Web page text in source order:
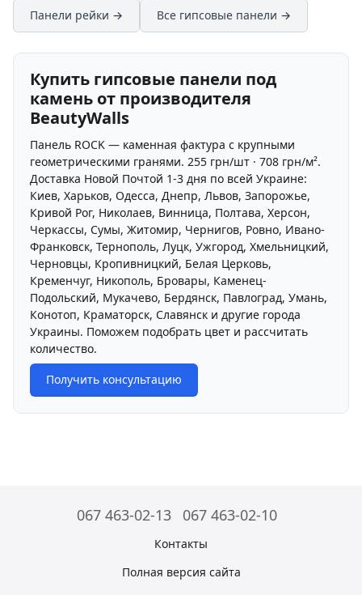
Панели рейки → Все гипсовые панели →
Купить гипсовые панели под
камень от производителя
BeautyWalls
Панель ROCK — каменная фактура с крупными
геометрическими гранями. 255 грн/шт · 708 грн/м².
Доставка Новой Почтой 1-3 дня по всей Украине:
Киев, Харьков, Одесса, Днепр, Львов, Запорожье,
Кривой Рог, Николаев, Винница, Полтава, Херсон,
Черкассы, Сумы, Житомир, Чернигов, Ровно, Ивано-
Франковск, Тернополь, Луцк, Ужгород, Хмельницкий,
Черновцы, Кропивницкий, Белая Церковь,
Кременчуг, Никополь, Бровары, Каменец-
Подольский, Мукачево, Бердянск, Павлоград, Умань,
Конотоп, Краматорск, Славянск и другие города
Украины. Поможем подобрать цвет и рассчитать
количество.
Получить консультацию
067 463-02-13 067 463-02-10
Контакты
Полная версия сайта